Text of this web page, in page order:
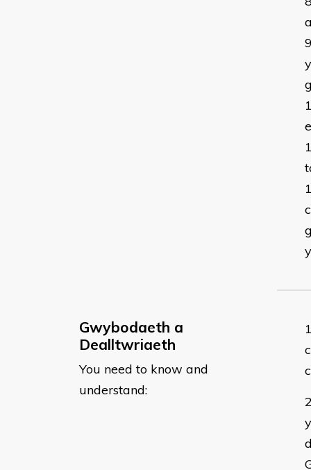
Gwybodaeth a
Dealltwriaeth
You need to know and
understand: